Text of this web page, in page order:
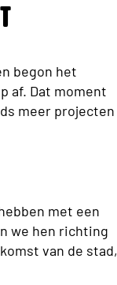
begon het
af. Dat moment
meer projecten
met een
we hen richting
van de stad,